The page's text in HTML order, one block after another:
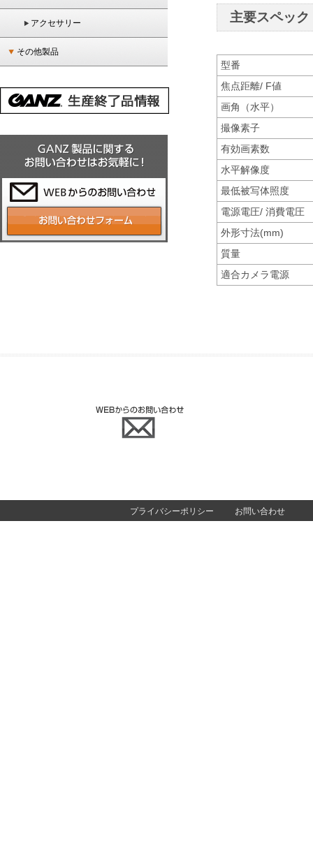
主要スペック
型番
焦点距離/ F値
画角（水平）
撮像素子
有効画素数
水平解像度
最低被写体照度
電源電圧/ 消費電圧
外形寸法(mm)
質量
適合カメラ電源
アクセサリー
その他製品
プライバシーポリシー お問い合わせ